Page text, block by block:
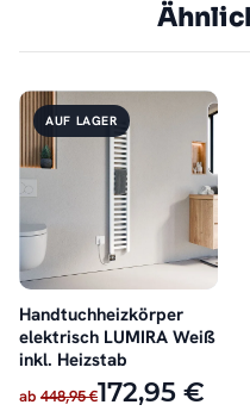
AUF LAGER
Handtuchheizkörper
elektrisch LUMIRA Weiß
inkl. Heizstab
ab 448,95 €172,95 €